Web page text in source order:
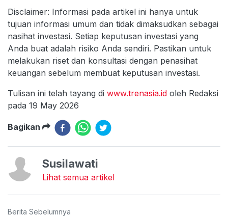
Disclaimer: Informasi pada artikel ini hanya untuk
tujuan informasi umum dan tidak dimaksudkan sebagai
nasihat investasi. Setiap keputusan investasi yang
Anda buat adalah risiko Anda sendiri. Pastikan untuk
melakukan riset dan konsultasi dengan penasihat
keuangan sebelum membuat keputusan investasi.
Tulisan ini telah tayang di www.trenasia.id oleh Redaksi
pada 19 May 2026
Bagikan
Susilawati
Lihat semua artikel
Berita Sebelumnya